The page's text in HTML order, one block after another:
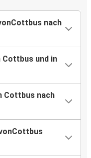
nach
Cottbus und in
Cottbus nach